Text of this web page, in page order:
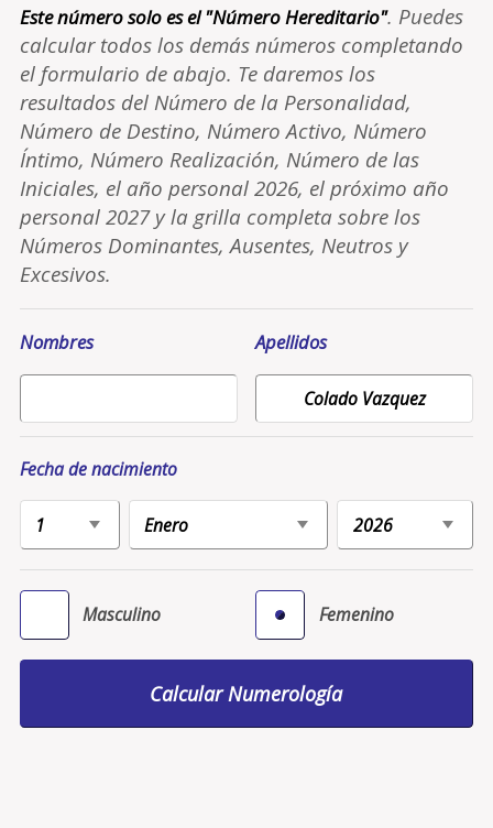
Este número solo es el "Número Hereditario". Puedes
calcular todos los demás números completando
el formulario de abajo. Te daremos los
resultados del Número de la Personalidad,
Número de Destino, Número Activo, Número
Íntimo, Número Realización, Número de las
Iniciales, el año personal 2026, el próximo año
personal 2027 y la grilla completa sobre los
Números Dominantes, Ausentes, Neutros y
Excesivos.
Nombres Apellidos
Fecha de nacimiento
Masculino Femenino